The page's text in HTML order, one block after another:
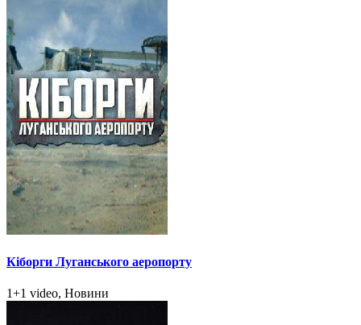
Кіборги Луганського аеропорту
1+1 video, Новини